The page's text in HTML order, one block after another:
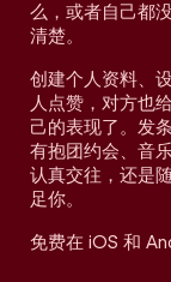
么，或者自己都
清楚。
创建个人资料、
人点赞，对方也
己的表现了。发
有抱团约会、音
认真交往，还是
足你。
免费在 iOS 和